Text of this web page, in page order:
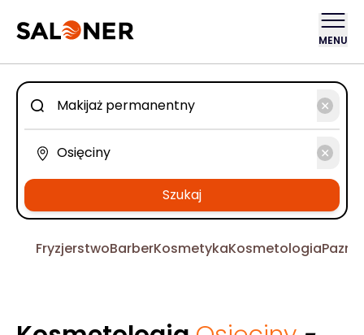
MENU
Szukaj
FryzjerstwoBarberKosmetykaKosmetologia